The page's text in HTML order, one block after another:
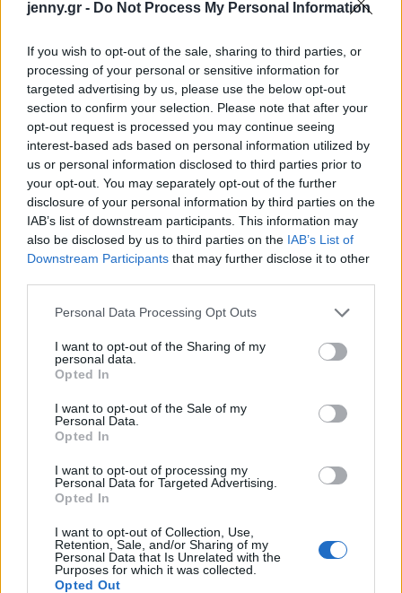
jenny.gr - Do Not Process My Personal Information
If you wish to opt-out of the sale, sharing to third parties, or
processing of your personal or sensitive information for
targeted advertising by us, please use the below opt-out
section to confirm your selection. Please note that after your
opt-out request is processed you may continue seeing
interest-based ads based on personal information utilized by
us or personal information disclosed to third parties prior to
your opt-out. You may separately opt-out of the further
disclosure of your personal information by third parties on the
IAB’s list of downstream participants. This information may
also be disclosed by us to third parties on the IAB’s List of
Downstream Participants that may further disclose it to other
Please note that this website/app uses one or more Google
not limited to your visit or usage behaviour. You may click to
grant or deny consent to Google and its third-party tags to
use your data for below specified purposes in below Google
consent section.
Personal Data Processing Opt Outs
I want to opt-out of the Sharing of my
personal data.
Opted In
I want to opt-out of the Sale of my
Personal Data.
Opted In
I want to opt-out of processing my
Personal Data for Targeted Advertising.
Opted In
I want to opt-out of Collection, Use,
Retention, Sale, and/or Sharing of my
Personal Data that Is Unrelated with the
Purposes for which it was collected.
Opted Out